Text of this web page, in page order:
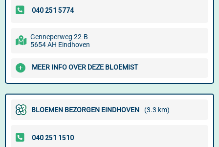
Genneperweg 22-B
5654 AH Eindhoven
MEER INFO OVER DEZE BLOEMIST
BLOEMEN BEZORGEN EINDHOVEN (3.3 km)